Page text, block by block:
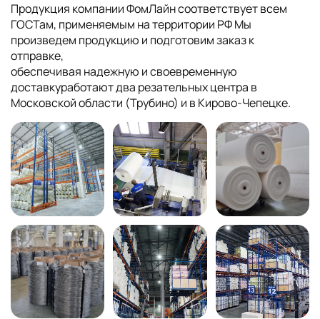
Продукция компании ФомЛайн соответствует всем
ГОСТам, применяемым на территории РФ Мы
произведем продукцию и подготовим заказ к
отправке,
обеспечивая надежную и своевременную
доставкуработают два резательных центра в
Московской области (Трубино) и в Кирово-Чепецке.